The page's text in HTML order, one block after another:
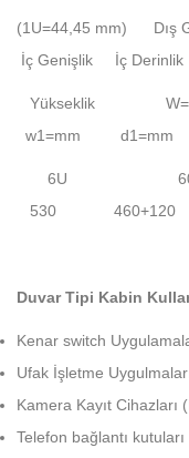
(1U=44,45 mm) Dış
İç Genişlik İç
Yükseklik W=
w1=mm
6U 600
530
Duvar Tipi Kabin
Kenar switch
Ufak İşletme
Kamera Kayıt Cihazları
Telefon bağlantı